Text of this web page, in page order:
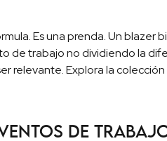
Es una prenda. Un
de trabajo no dividiendo la
relevante. Explora la
de